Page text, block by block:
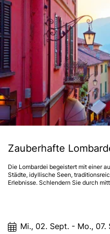
Die Lombardei begeistert mit einer
Städte, idyllische Seen,
Erlebnisse. Schlendern Sie durch
UNESCO-Welterbe, verkosten Sie
Sie unvergessliche Schifffahrten.
weltberühmten Scala, das
seiner prachtvollen Piazza Vecchia
diese Reise zu einem Erlebnis voller
Genuss.Mi., 02. Sept. - Mo., 07.